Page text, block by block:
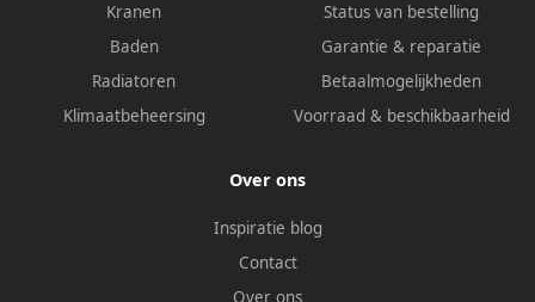
Kranen
Baden
Radiatoren
Klimaatbeheersing
Status van bestelling
Garantie & reparatie
Betaalmogelijkheden
Voorraad & beschikbaarheid
Over ons
Inspiratie blog
Contact